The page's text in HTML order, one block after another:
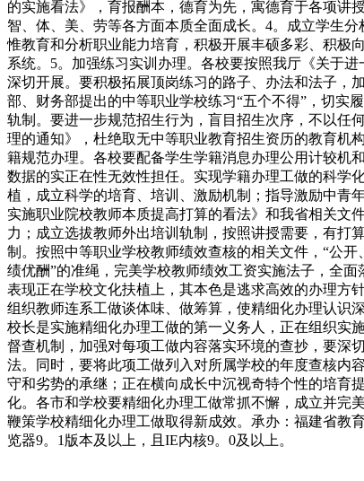
的实施看法》，育报酬本，德育为先，寓德育于各项讲
智、体、美、劳等各方面本质全面成长。4。成立学生
惟教育和分析职业能力培育，积极开展丰硕多彩、积极
系统。5。加强练习实训办理。各校要按照我厅《关于
深切开展。要积极拓展顶岗练习的路子、办法和法子，
部、财务部提出的中等职业学校练习“五个不得”，切实
轨制。要进一步规范招生行为，盲目招生次序，不以任
理的通知》，杜绝取无中等职业教育招生资历的教育机
籍规范办理。各校要配备学生学籍消息办理公用计较机
数据的实正在性无效性担任。实现学籍办理工做的科学
植，成立科学的培育、培训、激励机制；指导激励中青
实施职业院校教师本质提高打算的看法》和我省相关文
力；成立选拔教师外出培训轨制，按照讲授需要，有打
制。按照中等职业学校教师绩效查核的相关文件，“公
绩优酬”的准绳，完美学校教师绩效工资实施法子，全
表现正在学校文化扶植上，其本色是逃求高效的办理方
组织教师连系工做谈体味、做筹算，使精细化办理认识
校长是实施精细化办理工做的第一义务人，正在组织实
督查机制，加强对每项工做内容落实环境的查抄，要深
法。同时，要将此项工做列入对所属学校的年度查核内
守和劣势的承继；正在横向成长中沉视奇特个性的培育
化。各市和学校要精细化办理工做常抓不懈，成立并完
鞭策学校精细化办理工做取得新成效。承办：福建省教
览器9。1版本及以上，且IE内核9。0及以上。